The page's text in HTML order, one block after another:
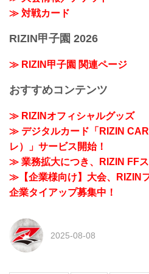
≫ 対戦カード
RIZIN甲子園 2026
≫ RIZIN甲子園 関連ページ
おすすめコンテンツ
≫ RIZINオフィシャルグッズ
≫ デジタルカード「RIZIN
レ）」サービス開始！
≫ 業務拡大につき、RIZIN FFス
≫【企業様向け】大会、RIZIN
企業タイアップ募集中！
2025-08-08